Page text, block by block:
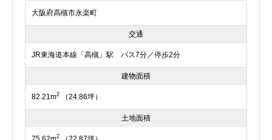
大阪府高槻市永楽町
交通
JR東海道本線「高槻」駅 バス7分／停歩2分
建物面積
82.21m2 （24.86坪）
土地面積
2